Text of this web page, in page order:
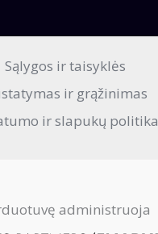
Sąlygos ir taisyklės
ir grąžinimas
ir slapukų politika
administruoja